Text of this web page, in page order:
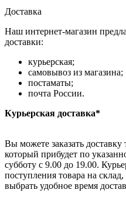
Доставка
Наш интернет-магазин
доставки:
курьерская;
самовывоз из магазина;
постаматы;
почта России.
Курьерская доставка*
Вы можете заказать
который прибудет по
субботу с 9.00 до 19.00.
поступления товара на
выбрать удобное время